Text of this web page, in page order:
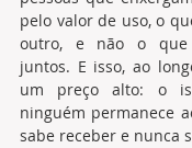
pelo valor de uso, o
outro, e não o que
juntos. E isso, ao
um preço alto: o
ninguém permanece
sabe receber e nunca